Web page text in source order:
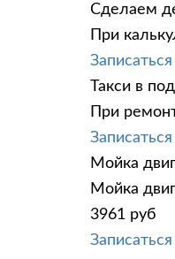
Сделаем
При
Записаться
Такси в
При
Записаться
Мойка
Мойка
3961 руб
Записаться